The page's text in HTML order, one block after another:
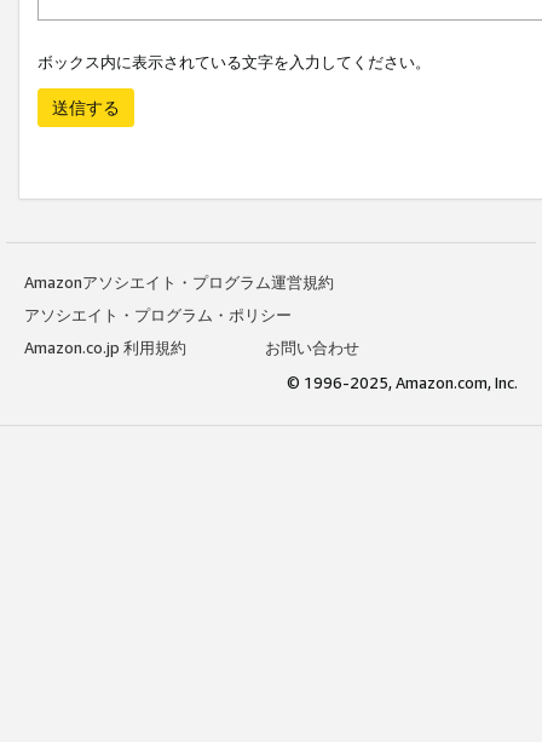
ボックス内に表示されている文字を入力してください。
送信する
Amazonアソシエイト・プログラム運営規約
アソシエイト・プログラム・ポリシー
Amazon.co.jp 利用規約
お問い合わせ
© 1996-2025, Amazon.com, Inc.